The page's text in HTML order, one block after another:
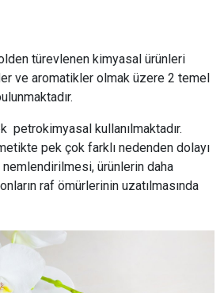
türevlenen kimyasal ürünleri
ve aromatikler olmak üzere 2 temel
petrokimyasal kullanılmaktadır.
pek çok farklı nedenden dolayı
nemlendirilmesi, ürünlerin daha
raf ömürlerinin uzatılmasında